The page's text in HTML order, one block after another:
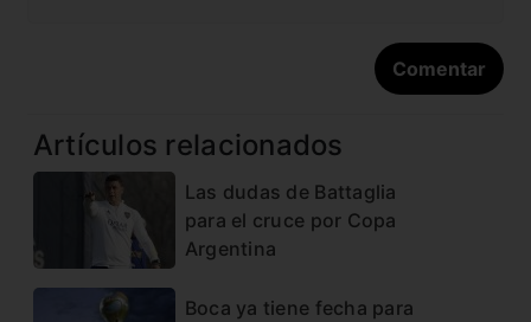
Artículos relacionados
Las dudas de Battaglia
para el cruce por Copa
Argentina
Boca ya tiene fecha para